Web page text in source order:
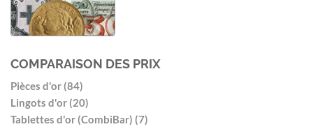
COMPARAISON DES PRIX
Pièces d'or (84)
Lingots d'or (20)
Tablettes d'or (CombiBar) (7)